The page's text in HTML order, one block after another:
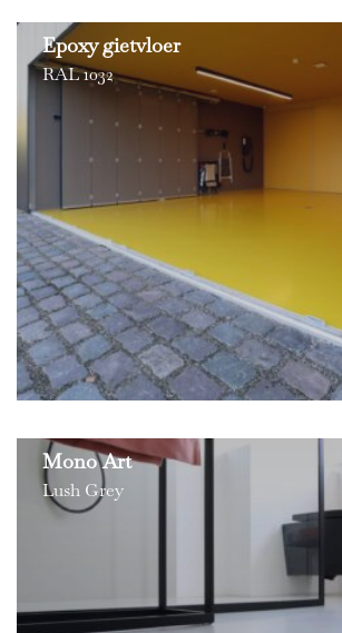
Epoxy gietvloer
RAL 1032
Mono Art
Lush Grey